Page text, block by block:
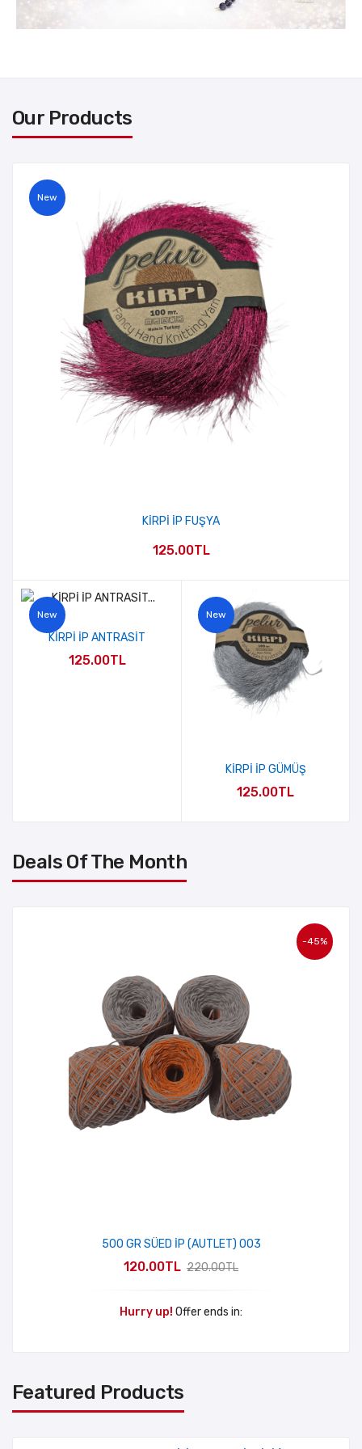
Our Products
New
KİRPİ İP ANTRASİT
125.00TL
New
KİRPİ İP GÜMÜŞ
125.00TL
New
KİRPİ İP FUŞYA
125.00TL
Deals Of The Month
-45%
500 GR SÜED İP (AUTLET) 003
120.00TL 220.00TL
Hurry up! Offer ends in:
Featured Products